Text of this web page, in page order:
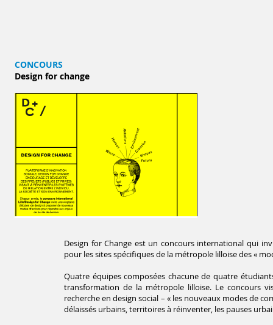
CONCOURS
Design for change
Design for Change est un concours international qui
pour les sites spécifiques de la métropole lilloise des «
Quatre équipes composées chacune de quatre
transformation de la métropole lilloise. Le concours
recherche en design social – « les nouveaux modes de
délaissés urbains, territoires à réinventer, les pauses